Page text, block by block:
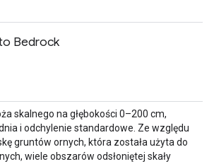
Bedrock
skalnego na głębokości 0–200 cm,
i odchylenie standardowe. Ze względu
gruntów ornych, która została użyta do
wiele obszarów odsłoniętej skały